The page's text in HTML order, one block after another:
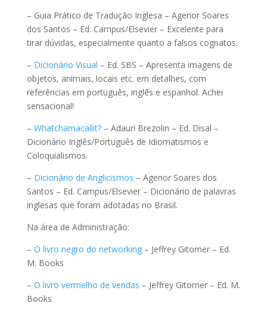
– Guia Prático de Tradução Inglesa – Agenor Soares
dos Santos – Ed. Campus/Elsevier – Excelente para
tirar dúvidas, especialmente quanto a falsos cognatos.
– Dicionário Visual – Ed. SBS – Apresenta imagens de
objetos, animais, locais etc. em detalhes, com
referências em português, inglês e espanhol. Achei
sensacional!
– Whatchamacallit?– Adauri Brezolin – Ed. Disal –
Dicionário Inglês/Português de Idiomatismos e
Coloquialismos.
– Dicionário de Anglicismos – Agenor Soares dos
Santos – Ed. Campus/Elsevier – Dicionário de palavras
inglesas que foram adotadas no Brasil.
Na área de Administração:
– O livro negro do networking– Jeffrey Gitomer – Ed.
M. Books
– O livro vermelho de vendas – Jeffrey Gitomer – Ed. M.
Books